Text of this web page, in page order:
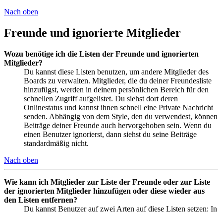
Nach oben
Freunde und ignorierte Mitglieder
Wozu benötige ich die Listen der Freunde und ignorierten
Mitglieder?
Du kannst diese Listen benutzen, um andere Mitglieder des
Boards zu verwalten. Mitglieder, die du deiner Freundesliste
hinzufügst, werden in deinem persönlichen Bereich für den
schnellen Zugriff aufgelistet. Du siehst dort deren
Onlinestatus und kannst ihnen schnell eine Private Nachricht
senden. Abhängig von dem Style, den du verwendest, können
Beiträge deiner Freunde auch hervorgehoben sein. Wenn du
einen Benutzer ignorierst, dann siehst du seine Beiträge
standardmäßig nicht.
Nach oben
Wie kann ich Mitglieder zur Liste der Freunde oder zur Liste
der ignorierten Mitglieder hinzufügen oder diese wieder aus
den Listen entfernen?
Du kannst Benutzer auf zwei Arten auf diese Listen setzen: In